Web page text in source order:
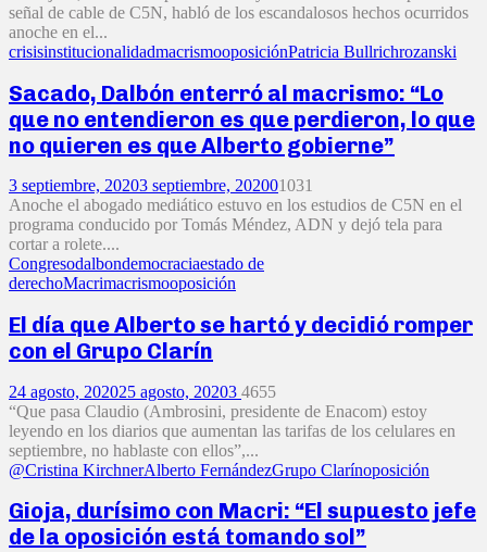
señal de cable de C5N, habló de los escandalosos hechos ocurridos
anoche en el...
crisisinstitucionalidadmacrismooposiciónPatricia Bullrichrozanski
Sacado, Dalbón enterró al macrismo: “Lo
que no entendieron es que perdieron, lo que
no quieren es que Alberto gobierne”
3 septiembre, 20203 septiembre, 202001031
Anoche el abogado mediático estuvo en los estudios de C5N en el
programa conducido por Tomás Méndez, ADN y dejó tela para
cortar a rolete....
Congresodalbondemocraciaestado de
derechoMacrimacrismooposición
El día que Alberto se hartó y decidió romper
con el Grupo Clarín
24 agosto, 202025 agosto, 20203 4655
“Que pasa Claudio (Ambrosini, presidente de Enacom) estoy
leyendo en los diarios que aumentan las tarifas de los celulares en
septiembre, no hablaste con ellos”,...
@Cristina KirchnerAlberto FernándezGrupo Clarínoposición
Gioja, durísimo con Macri: “El supuesto jefe
de la oposición está tomando sol”